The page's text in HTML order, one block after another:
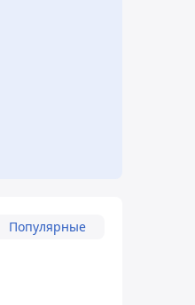
Популярные